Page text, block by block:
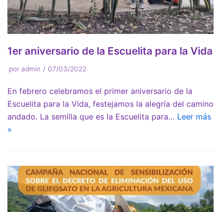
1er aniversario de la Escuelita para la Vida
por admin 07/03/2022
En febrero celebramos el primer aniversario de la
Escuelita para la Vida, festejamos la alegría del camino
andado. La semilla que es la Escuelita para… Leer más
»